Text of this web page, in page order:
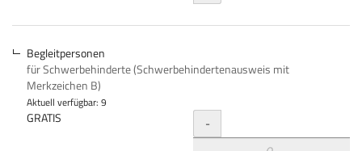
Begleitpersonen
für Schwerbehinderte (Schwerbehindertenausweis mit
Merkzeichen B)
Aktuell verfügbar: 9
GRATIS Menge
-